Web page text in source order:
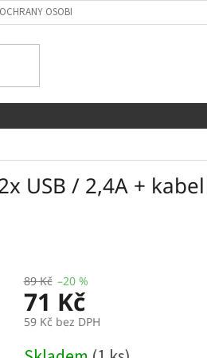
OSOBNÍCH ÚDAJŮ
USB / 2,4A +
89 Kč –20 %
71 Kč
59 Kč bez DPH